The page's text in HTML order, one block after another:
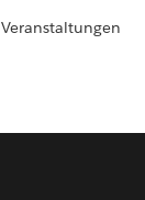
Veranstaltungen